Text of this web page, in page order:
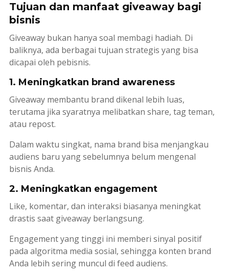
Tujuan dan manfaat giveaway bagi
bisnis
Giveaway bukan hanya soal membagi hadiah. Di
baliknya, ada berbagai tujuan strategis yang bisa
dicapai oleh pebisnis.
1. Meningkatkan brand awareness
Giveaway membantu brand dikenal lebih luas,
terutama jika syaratnya melibatkan share, tagteman,
atau repost.
Dalam waktu singkat, nama brand bisa menjangkau
audiens baru yang sebelumnya belum mengenal
bisnis Anda.
2. Meningkatkan engagement
Like, komentar, dan interaksi biasanya meningkat
drastis saat giveaway berlangsung.
Engagementyang tinggi ini memberi sinyal positif
pada algoritma media sosial, sehingga konten brand
Anda lebih sering muncul di feed audiens.